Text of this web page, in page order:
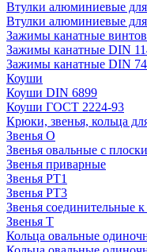
Втулки алюминиевые для
Втулки алюминиевые
Зажимы канатные
Зажимы канатные DIN
Зажимы канатные DIN
Коуши
Коуши DIN 6899
Коуши ГОСТ 2224-93
Крюки, звенья, кольца
Звенья О
Звенья овальные с
Звенья приварные
Звенья РТ1
Звенья РТ3
Звенья соединительные
Звенья Т
Кольца овальные